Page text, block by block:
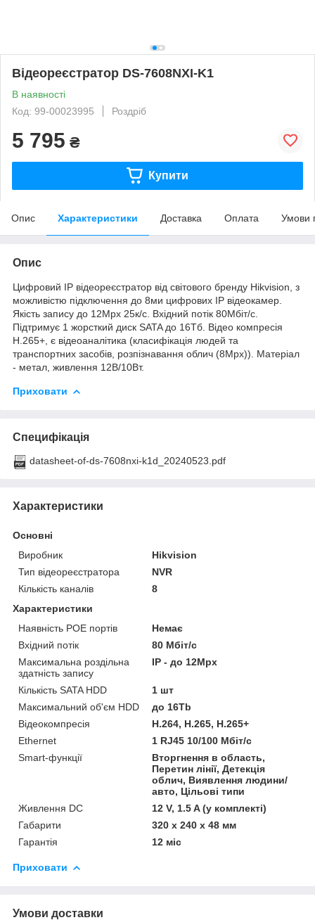
Відеореєстратор DS-7608NXI-K1
В наявності
Код: 99-00023995
Роздріб
5 795 ₴
Купити
Опис Характеристики Доставка Оплата Умови
Опис
Цифровий ІР відеореєстратор від світового бренду Hikvision, з
можливістю підключення до 8ми цифрових ІР відеокамер.
Якість запису до 12Мрх 25к/с. Вхідний потік 80Мбіт/с.
Підтримує 1 жорсткий диск SATA до 16Тб. Відео компресія
Н.265+, є відеоаналітика (класифікація людей та
транспортних засобів, розпізнавання облич (8Мрх)). Матеріал
- метал, живлення 12В/10Вт.
Приховати
Специфікація
datasheet-of-ds-7608nxi-k1d_20240523.pdf
Характеристики
Основні
Виробник
Hikvision
Тип відеореєстратора
NVR
Кількість каналів
8
Характеристики
Наявність РОЕ портів
Немає
Вхідний потік
80 Мбіт/с
Максимальна роздільна
здатність запису
IP - до 12Мрх
Кількість SATA HDD
1 шт
Максимальний об'єм HDD
до 16Tb
Відеокомпресія
Н.264, Н.265, Н.265+
Ethernet
1 RJ45 10/100 Мбіт/с
Smart-функції
Вторгнення в область,
Перетин лінії, Детекція
облич, Виявлення людини/
авто, Цільові типи
Живлення DC
12 V, 1.5 A (у комплекті)
Габарити
320 х 240 х 48 мм
Гарантія
12 міс
Приховати
Умови доставки